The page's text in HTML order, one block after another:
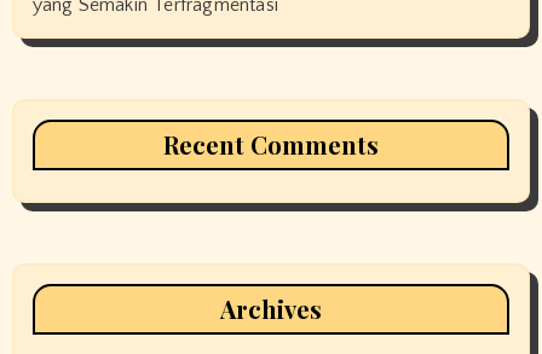
yang Semakin Terfragmentasi
Recent Comments
Archives